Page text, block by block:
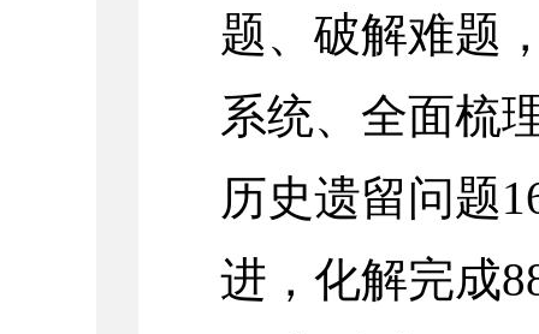
题、破解难题
系统、全面梳
历史遗留问题
进，化解完成